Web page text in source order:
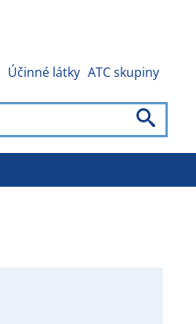
Účinné látky ATC skupiny